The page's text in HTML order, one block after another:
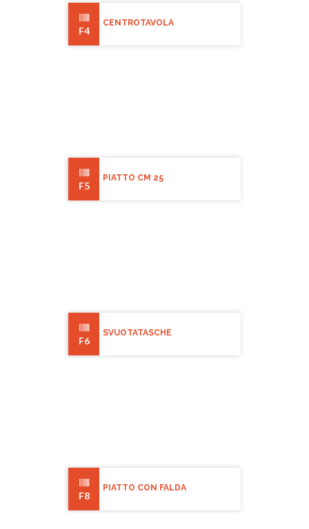
F4
CENTROTAVOLA
F5
PIATTO CM 25
F6
SVUOTATASCHE
F8
PIATTO CON FALDA